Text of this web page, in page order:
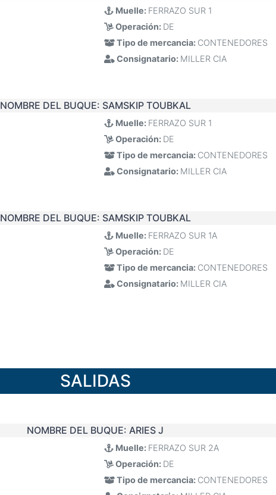
Muelle: FERRAZO SUR 1
Operación: DE
Tipo de mercancia: CONTENEDORES
Consignatario: MILLER CIA
NOMBRE DEL BUQUE: SAMSKIP TOUBKAL
Muelle: FERRAZO SUR 1
Operación: DE
Tipo de mercancia: CONTENEDORES
Consignatario: MILLER CIA
NOMBRE DEL BUQUE: SAMSKIP TOUBKAL
Muelle: FERRAZO SUR 1A
Operación: DE
Tipo de mercancia: CONTENEDORES
Consignatario: MILLER CIA
SALIDAS
NOMBRE DEL BUQUE: ARIES J
Muelle: FERRAZO SUR 2A
Operación: DE
Tipo de mercancia: CONTENEDORES